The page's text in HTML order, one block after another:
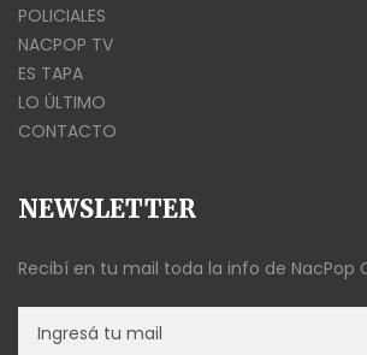
POLICIALES
NACPOP TV
ES TAPA
LO ÚLTIMO
CONTACTO
NEWSLETTER
Recibí en tu mail toda la info de NacPop